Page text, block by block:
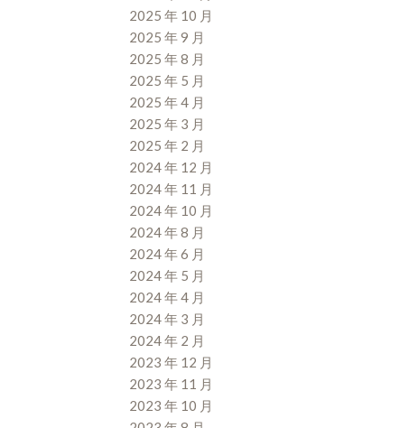
2025 年 10 月
2025 年 9 月
2025 年 8 月
2025 年 5 月
2025 年 4 月
2025 年 3 月
2025 年 2 月
2024 年 12 月
2024 年 11 月
2024 年 10 月
2024 年 8 月
2024 年 6 月
2024 年 5 月
2024 年 4 月
2024 年 3 月
2024 年 2 月
2023 年 12 月
2023 年 11 月
2023 年 10 月